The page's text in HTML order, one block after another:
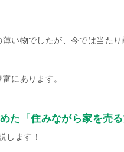
い物でしたが、今では当たり
にあります。
た「住みながら家を売
します！